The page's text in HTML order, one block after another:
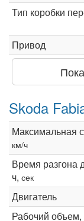
Тип коробки
Привод
Skoda
Максимальная
км/ч
Время разгона
ч, сек
Двигатель
Рабочий объем,